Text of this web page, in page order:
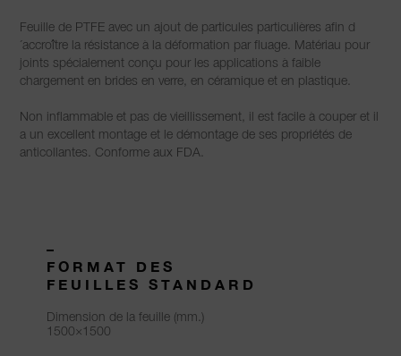
Feuille de PTFE avec un ajout de particules particulières afin d
´accroître la résistance à la déformation par fluage. Matériau pour
joints spécialement conçu pour les applications à faible
chargement en brides en verre, en céramique et en plastique.
Non inflammable et pas de vieillissement, il est facile à couper et il
a un excellent montage et le démontage de ses propriétés de
anticollantes. Conforme aux FDA.
–
FORMAT DES
FEUILLES STANDARD
Dimension de la feuille (mm.)
1500×1500